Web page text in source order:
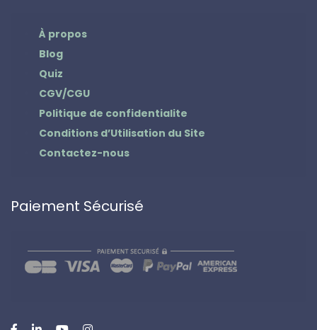
À propos
Blog
Quiz
CGV/CGU
Politique de confidentialite
Conditions d’Utilisation du Site
Contactez-nous
Paiement Sécurisé